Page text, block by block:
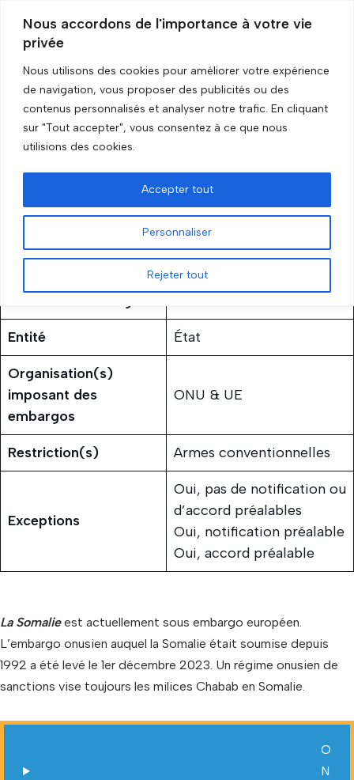
Nous accordons de l'importance à votre vie
privée
Nous utilisons des cookies pour améliorer votre expérience
de navigation, vous proposer des publicités ou des
contenus personnalisés et analyser notre trafic. En cliquant
sur "Tout accepter", vous consentez à ce que nous
utilisions des cookies.
Personnaliser
Rejeter tout
Accepter tout
Aller
au
contenu
Accueil»Somalie
Somalie
3 février 2026
Entité État
Organisation(s)
imposant des
embargos
ONU & UE
Restriction(s) Armes conventionnelles
Exceptions
Oui, pas de notification ou
d’accord préalables
Oui, notification préalable
Oui, accord préalable
La Somalieest actuellement sous embargo européen.
L’embargo onusien auquel la Somalie était soumise depuis
1992 a été levé le 1er décembre 2023. Un régime onusien de
sanctions vise toujours les milices Chabab en Somalie.
O
N